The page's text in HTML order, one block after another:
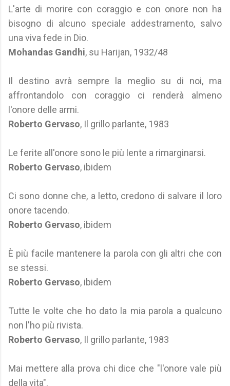
L'arte di morire con coraggio e con onore non ha
bisogno di alcuno speciale addestramento, salvo
una viva fede in Dio.
Mohandas Gandhi, su Harijan, 1932/48
Il destino avrà sempre la meglio su di noi, ma
affrontandolo con coraggio ci renderà almeno
l'onore delle armi.
Roberto Gervaso, Il grillo parlante, 1983
Le ferite all'onore sono le più lente a rimarginarsi.
Roberto Gervaso, ibidem
Ci sono donne che, a letto, credono di salvare il loro
onore tacendo.
Roberto Gervaso, ibidem
È più facile mantenere la parola con gli altri che con
se stessi.
Roberto Gervaso, ibidem
Tutte le volte che ho dato la mia parola a qualcuno
non l'ho più rivista.
Roberto Gervaso, Il grillo parlante, 1983
Mai mettere alla prova chi dice che "l'onore vale più
della vita".